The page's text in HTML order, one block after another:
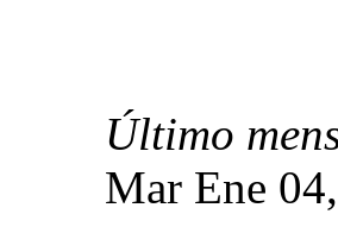
Último
Mar Ene